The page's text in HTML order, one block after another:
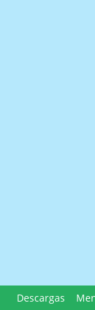
Descargas